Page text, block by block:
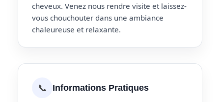
cheveux. Venez nous rendre visite et laissez-
vous chouchouter dans une ambiance
chaleureuse et relaxante.
📞 Informations Pratiques